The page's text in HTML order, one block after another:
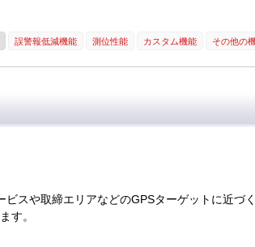
誤警報低減機能 測位性能 カスタム機能 その他の
スや取締エリアなどのGPSターゲットに近づ
す。